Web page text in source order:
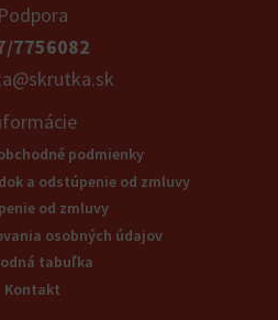
Podpora
7756082
podmienky
a odstúpenie od zmluvy
od zmluvy
osobných údajov
tabuľka
Kontakt